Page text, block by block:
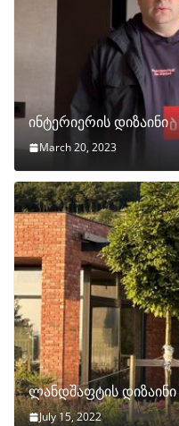
ინტერიერის დიზაინი
March 20, 2023
ლანდშაფტის დიზაინი
July 15, 2022